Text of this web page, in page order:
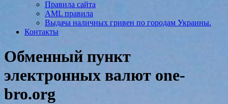
Правила сайта
AML правила
Выдача наличных гривен по городам Украины.
Контакты
Обменный пункт
электронных валют one-
bro.org